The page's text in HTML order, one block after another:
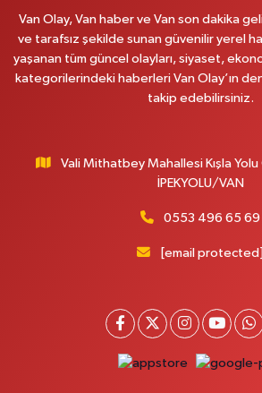
Afşar Eczanesi
Kazım Karabekir cad.Eski Araştırma Hastanesi
Gürpınar Eczanesi
Akpınar Mah. Milli Egemenlik Cad.No:7 A
Yol Tarifi Al
0 (432) 215 77 65 Yol Tarifi Al
Ferhat Eczanesi
Van Olay, Van haber ve Van son dakika
ve tarafsız şekilde sunan güvenilir yerel
yaşanan tüm güncel olayları, siyaset,
kategorilerindeki haberleri Van Olay’ın
takip edebilirsiniz.
Vali Mithatbey Mahallesi Kışla
İPEKYOLU/VAN
0553 496 65 69
[email protected]